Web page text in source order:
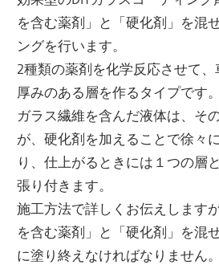
を含む薬剤」と「硬化剤」を混
ングを行います。
2種類の薬剤を化学反応させて
厚みのある層を作るタイプです。
ガラス繊維を含んだ液体は、そ
が、硬化剤を加えることで徐々
り、仕上がるときには１つの層
張り付きます。
施工方法で詳しくお伝えします
を含む薬剤」と「硬化剤」を混
に塗り終えなければなりません。